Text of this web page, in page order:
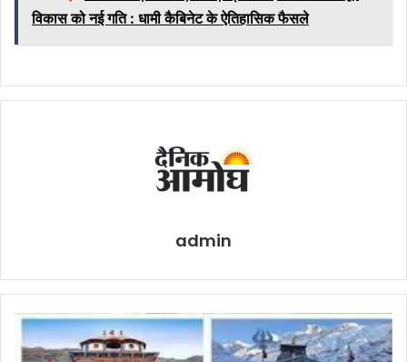
विकास को नई गति : धामी कैबिनेट के ऐतिहासिक फैसले
admin